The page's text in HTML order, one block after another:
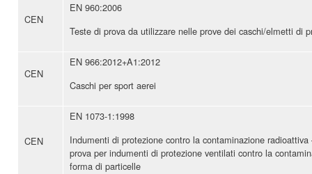
CEN
EN 960:2006
Teste di prova da utilizzare nelle prove dei caschi/elmetti di
CEN
EN 966:2012+A1:2012
Caschi per sport aerei
CEN
EN 1073-1:1998
Indumenti di protezione contro la contaminazione
prova per indumenti di protezione ventilati contro la
forma di particelle